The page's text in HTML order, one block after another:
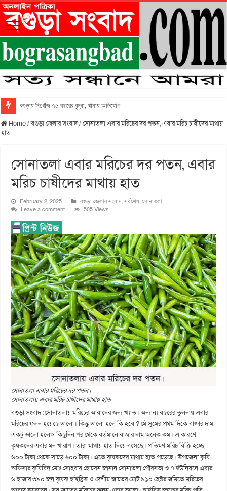
বগুড়ায় নিখোঁজ ৭৫ বছরের বৃদ্ধা, থানায় অভিযোগ
Home/বগুড়া জেলার সংবাদ/সোনাতলা এবার মরিচের দর পতন, এবার মরিচ চাষীদের মাথায়
হাত
সোনাতলা এবার মরিচের দর পতন, এবার
মরিচ চাষীদের মাথায় হাত
February 2, 2025 বগুড়া জেলার সংবাদ,সর্বশেষ,সোনাতলা
Leave a comment
505 Views
সোনাতলা এবার মরিচের দর পতন।
সোনাতলায় এবার মরিচ চাষীদের মাথায় হাত
বগুড়া সংবাদ :সোনাতলায় মরিচের আবাদের জন্য খ্যাত। অন্যান্য বছরের তুলনায় এবার
মরিচের ফলন হয়েছে ভালো। কিন্তু ভালো হলে কি হবে ? মৌসুমের প্রথম দিকে বাজার দাম
একটু ভালো হলেও কিছুদিন পর থেকে বর্তমানে বাজার দাম অনেক কম। এ কারণে
কৃষকদের এবার মন খারাপ। তারা মাথায় হাত দিয়ে বসেছে। প্রতিমণ মরিচ বিক্রি হচ্ছে
৬০০ টাকা থেকে সাড়ে ৬০০ টাকা। এতে কৃষকদের মাথায় হাত পড়েছে। উপজেলা কৃষি
অফিসার কৃষিবিদ মোঃ সোহরাব হোসেন জানান সোনাতলা পৌরসভা ও ৭ ইউনিয়নে এবার
৬ হাজার ৩৯০ জন কৃষক হাইব্রিড ও দেশীয় জাতের মোট ৯১০ হেক্টর জমিতে মরিচের